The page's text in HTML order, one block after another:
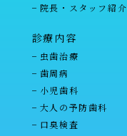
院長・スタッフ紹介
診療内容
虫歯治療
歯周病
小児歯科
大人の予防歯科
口臭検査